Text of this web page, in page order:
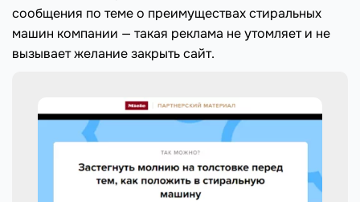
сообщения по теме о преимуществах стиральных
машин компании — такая реклама не утомляет и не
вызывает желание закрыть сайт.